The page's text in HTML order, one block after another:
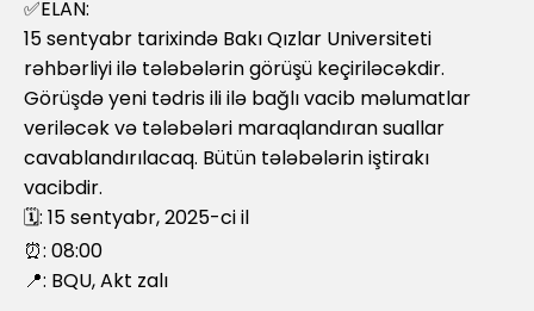
✅ELAN:
15 sentyabr tarixində Bakı Qızlar Universiteti
rəhbərliyi ilə tələbələrin görüşü keçiriləcəkdir.
Görüşdə yeni tədris ili ilə bağlı vacib məlumatlar
veriləcək və tələbələri maraqlandıran suallar
cavablandırılacaq. Bütün tələbələrin iştirakı
vacibdir.
🗓: 15 sentyabr, 2025-ci il
⏰: 08:00
📍: BQU, Akt zalı